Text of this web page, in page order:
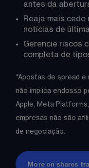
antes da
Reaja mais
notícias de
Gerencie riscos
completa de
*Apostas de spread e
não implica endosso
Apple, Meta
empresas não são
de negociação.
More on shares